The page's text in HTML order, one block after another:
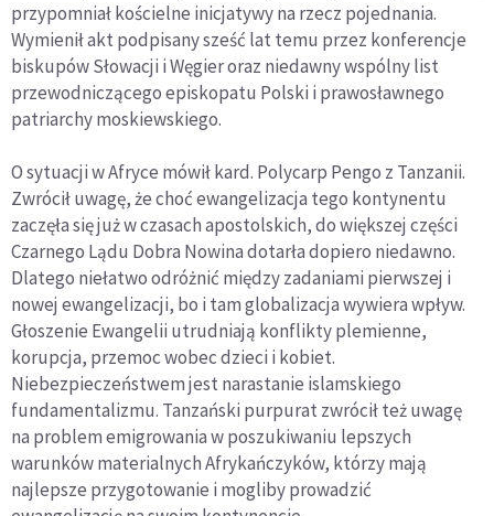
przypomniał kościelne inicjatywy na rzecz pojednania.
Wymienił akt podpisany sześć lat temu przez konferencje
biskupów Słowacji i Węgier oraz niedawny wspólny list
przewodniczącego episkopatu Polski i prawosławnego
patriarchy moskiewskiego.
O sytuacji w Afryce mówił kard. Polycarp Pengo z Tanzanii.
Zwrócił uwagę, że choć ewangelizacja tego kontynentu
zaczęła się już w czasach apostolskich, do większej części
Czarnego Lądu Dobra Nowina dotarła dopiero niedawno.
Dlatego niełatwo odróżnić między zadaniami pierwszej i
nowej ewangelizacji, bo i tam globalizacja wywiera wpływ.
Głoszenie Ewangelii utrudniają konflikty plemienne,
korupcja, przemoc wobec dzieci i kobiet.
Niebezpieczeństwem jest narastanie islamskiego
fundamentalizmu. Tanzański purpurat zwrócił też uwagę
na problem emigrowania w poszukiwaniu lepszych
warunków materialnych Afrykańczyków, którzy mają
najlepsze przygotowanie i mogliby prowadzić